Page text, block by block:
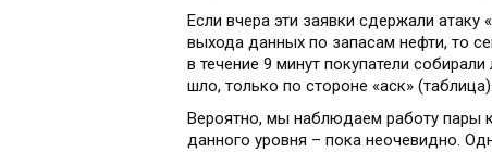
Если вчера эти заявки сдержали
выхода данных по запасам нефти, то
в течение 9 минут покупатели
шло, только по стороне «аск»
Вероятно, мы наблюдаем работу пары
данного уровня – пока неочевидно.